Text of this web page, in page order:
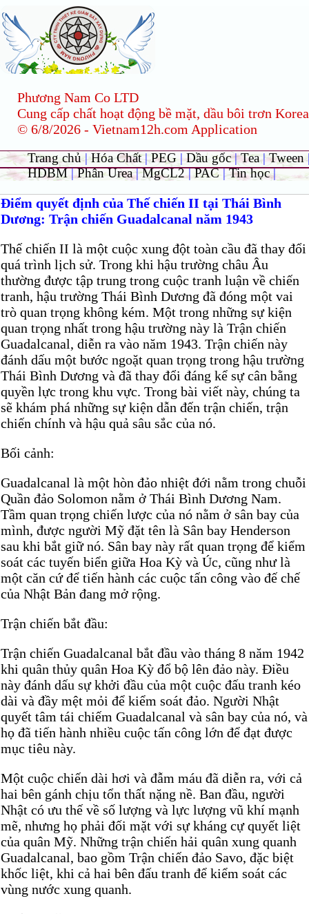
Phương Nam Co LTD
Cung cấp chất hoạt động bề mặt, dầu bôi trơn Korea
© 6/8/2026 - Vietnam12h.com Application
Trang chủ|Hóa Chất|PEG|Dầu gốc|Tea|Tween
HDBM|Phân Urea|MgCL2|PAC|Tin học|
Điểm quyết định của Thế chiến II tại Thái Bình
Dương: Trận chiến Guadalcanal năm 1943
Thế chiến II là một cuộc xung đột toàn cầu đã thay đổi
quá trình lịch sử. Trong khi hậu trường châu Âu
thường được tập trung trong cuộc tranh luận về chiến
tranh, hậu trường Thái Bình Dương đã đóng một vai
trò quan trọng không kém. Một trong những sự kiện
quan trọng nhất trong hậu trường này là Trận chiến
Guadalcanal, diễn ra vào năm 1943. Trận chiến này
đánh dấu một bước ngoặt quan trọng trong hậu trường
Thái Bình Dương và đã thay đổi đáng kể sự cân bằng
quyền lực trong khu vực. Trong bài viết này, chúng ta
sẽ khám phá những sự kiện dẫn đến trận chiến, trận
chiến chính và hậu quả sâu sắc của nó.
Bối cảnh:
Guadalcanal là một hòn đảo nhiệt đới nằm trong chuỗi
Quần đảo Solomon nằm ở Thái Bình Dương Nam.
Tầm quan trọng chiến lược của nó nằm ở sân bay của
mình, được người Mỹ đặt tên là Sân bay Henderson
sau khi bắt giữ nó. Sân bay này rất quan trọng để kiểm
soát các tuyến biển giữa Hoa Kỳ và Úc, cũng như là
một căn cứ để tiến hành các cuộc tấn công vào đế chế
của Nhật Bản đang mở rộng.
Trận chiến bắt đầu:
Trận chiến Guadalcanal bắt đầu vào tháng 8 năm 1942
khi quân thủy quân Hoa Kỳ đổ bộ lên đảo này. Điều
này đánh dấu sự khởi đầu của một cuộc đấu tranh kéo
dài và đầy mệt mỏi để kiểm soát đảo. Người Nhật
quyết tâm tái chiếm Guadalcanal và sân bay của nó, và
họ đã tiến hành nhiều cuộc tấn công lớn để đạt được
mục tiêu này.
Một cuộc chiến dài hơi và đẫm máu đã diễn ra, với cả
hai bên gánh chịu tổn thất nặng nề. Ban đầu, người
Nhật có ưu thế về số lượng và lực lượng vũ khí mạnh
mẽ, nhưng họ phải đối mặt với sự kháng cự quyết liệt
của quân Mỹ. Những trận chiến hải quân xung quanh
Guadalcanal, bao gồm Trận chiến đảo Savo, đặc biệt
khốc liệt, khi cả hai bên đấu tranh để kiểm soát các
vùng nước xung quanh.